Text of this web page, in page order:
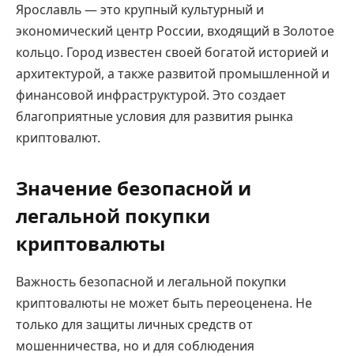
Ярославль — это крупный культурный и
экономический центр России, входящий в Золотое
кольцо. Город известен своей богатой историей и
архитектурой, а также развитой промышленной и
финансовой инфраструктурой. Это создает
благоприятные условия для развития рынка
криптовалют.
Значение безопасной и
легальной покупки
криптовалюты
Важность безопасной и легальной покупки
криптовалюты не может быть переоценена. Не
только для защиты личных средств от
мошенничества, но и для соблюдения